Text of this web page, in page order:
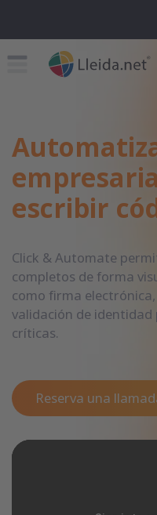
escribir
Click & Automate
completos de forma
como firma
validación de
críticas.
Reserva una